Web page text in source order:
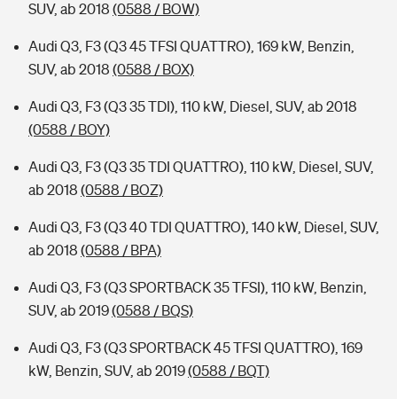
SUV, ab 2018 (0588 / BOW)
Audi Q3, F3 (Q3 45 TFSI QUATTRO), 169 kW, Benzin,
SUV, ab 2018 (0588 / BOX)
Audi Q3, F3 (Q3 35 TDI), 110 kW, Diesel, SUV, ab 2018
(0588 / BOY)
Audi Q3, F3 (Q3 35 TDI QUATTRO), 110 kW, Diesel, SUV,
ab 2018 (0588 / BOZ)
Audi Q3, F3 (Q3 40 TDI QUATTRO), 140 kW, Diesel, SUV,
ab 2018 (0588 / BPA)
Audi Q3, F3 (Q3 SPORTBACK 35 TFSI), 110 kW, Benzin,
SUV, ab 2019(0588 / BQS)
Audi Q3, F3 (Q3 SPORTBACK 45 TFSI QUATTRO), 169
kW, Benzin, SUV, ab 2019(0588 / BQT)